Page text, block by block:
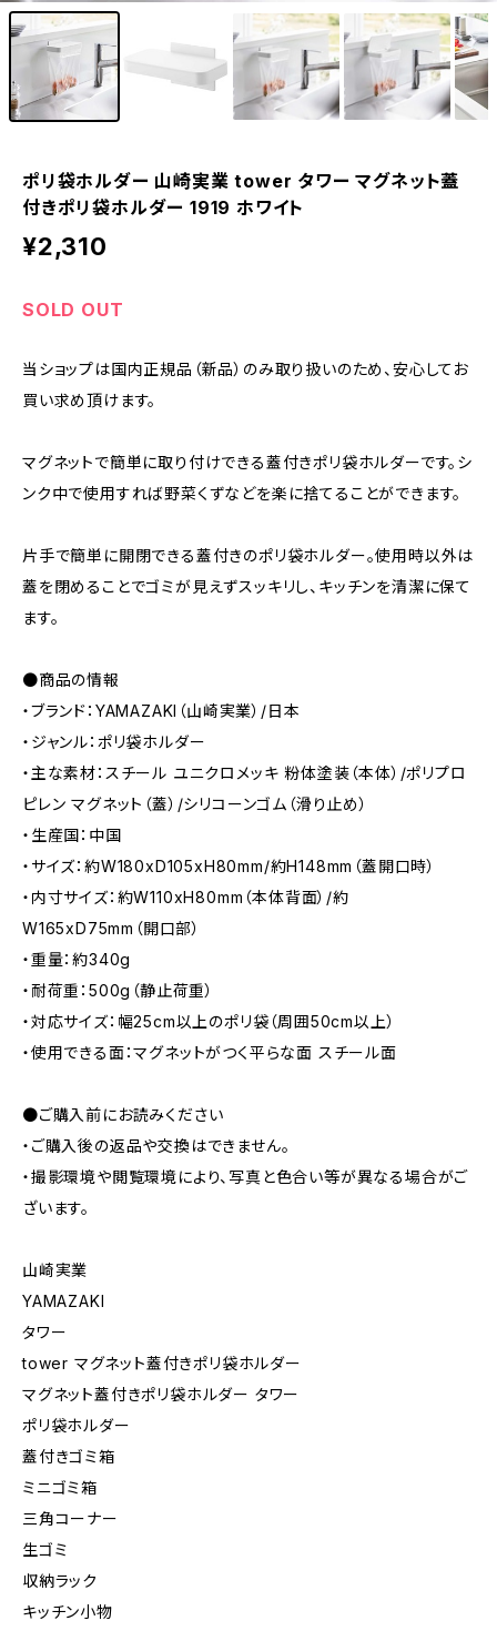
ポリ袋ホルダー 山崎実業 tower タワー マグネット蓋
付きポリ袋ホルダー 1919 ホワイト
¥2,310
SOLD OUT
当ショップは国内正規品（新品）のみ取り扱いのため、安心してお
買い求め頂けます。
マグネットで簡単に取り付けできる蓋付きポリ袋ホルダーです。シ
ンク中で使用すれば野菜くずなどを楽に捨てることができます。
片手で簡単に開閉できる蓋付きのポリ袋ホルダー。使用時以外は
蓋を閉めることでゴミが見えずスッキリし、キッチンを清潔に保て
ます。
●商品の情報
・ブランド：YAMAZAKI（山崎実業）/日本
・ジャンル：ポリ袋ホルダー
・主な素材：スチール ユニクロメッキ 粉体塗装（本体）/ポリプロ
ピレン マグネット（蓋）/シリコーンゴム（滑り止め）
・生産国：中国
・サイズ：約W180xD105xH80mm/約H148mm（蓋開口時）
・内寸サイズ：約W110xH80mm（本体背面）/約
W165xD75mm（開口部）
・重量：約340g
・耐荷重：500g（静止荷重）
・対応サイズ：幅25cm以上のポリ袋（周囲50cm以上）
・使用できる面：マグネットがつく平らな面 スチール面
●ご購入前にお読みください
・ご購入後の返品や交換はできません。
・撮影環境や閲覧環境により、写真と色合い等が異なる場合がご
ざいます。
山崎実業
YAMAZAKI
タワー
tower マグネット蓋付きポリ袋ホルダー
マグネット蓋付きポリ袋ホルダー タワー
ポリ袋ホルダー
蓋付きゴミ箱
ミニゴミ箱
三角コーナー
生ゴミ
収納ラック
キッチン小物